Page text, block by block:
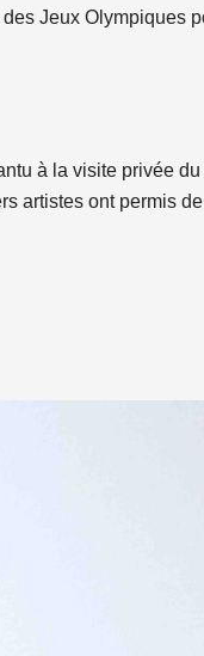
Jeux Olympiques
à la visite privée
artistes ont permis